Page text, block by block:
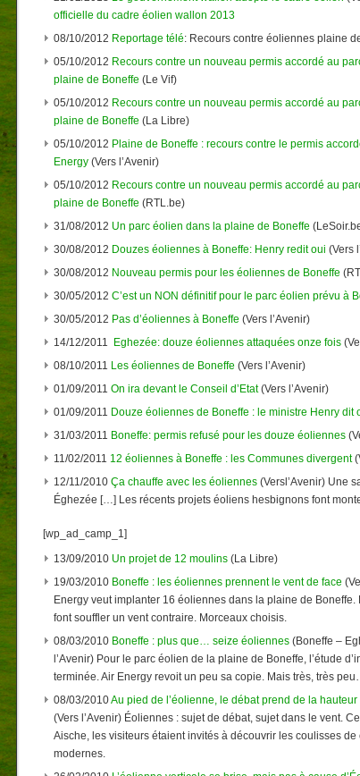
officielle du cadre éolien wallon 2013
08/10/2012 Reportage télé: Recours contre éoliennes plaine
05/10/2012 Recours contre un nouveau permis accordé au
plaine de Boneffe (Le Vif)
05/10/2012 Recours contre un nouveau permis accordé au
plaine de Boneffe (La Libre)
05/10/2012 Plaine de Boneffe : recours contre le permis
Energy (Vers l’Avenir)
05/10/2012 Recours contre un nouveau permis accordé au
plaine de Boneffe (RTL.be)
31/08/2012 Un parc éolien dans la plaine de Boneffe
30/08/2012 Douzes éoliennes à Boneffe: Henry redit oui (Vers
30/08/2012 Nouveau permis pour les éoliennes de Boneffe
30/05/2012 C’est un NON définitif pour le parc éolien prévu à
30/05/2012 Pas d’éoliennes à Boneffe (Vers l’Avenir)
14/12/2011 Eghezée: douze éoliennes attaquées onze fois
08/10/2011 Les éoliennes de Boneffe (Vers l’Avenir)
01/09/2011 On ira devant le Conseil d’Etat(Vers l’Avenir)
01/09/2011 Douze éoliennes de Boneffe : le ministre Henry dit
31/03/2011 Boneffe: permis refusé pour les douze éoliennes
11/02/2011 12 éoliennes à Boneffe : les Communes divergent
12/11/2010 Ça chauffe avec les éoliennes (Versl’Avenir) Une
Éghezée […] Les récents projets éoliens hesbignons font
[wp_ad_camp_1]
13/09/2010 Un projet de 12 moulins (La Libre)
19/03/2010 Boneffe : les éoliennes prennent le vent de face
Energy veut implanter 16 éoliennes dans la plaine de Boneffe.
font souffler un vent contraire. Morceaux choisis.
08/03/2010 Boneffe : plus que… seize éoliennes (Boneffe –
l’Avenir) Pour le parc éolien de la plaine de Boneffe, l’étude
terminée. Air Energy revoit un peu sa copie. Mais très, très
08/03/2010Au pied de l’éolienne, le débat prend de la hauteur
(Vers l’Avenir) Éoliennes : sujet de débat, sujet dans le vent.
Aische, les visiteurs étaient invités à découvrir les coulisses de
modernes.